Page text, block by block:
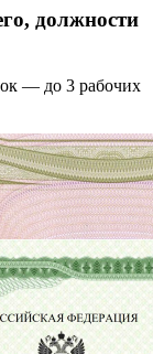
должности
— до 3 рабочих